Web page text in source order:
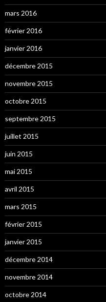
mars 2016
février 2016
janvier 2016
décembre 2015
novembre 2015
octobre 2015
septembre 2015
juillet 2015
juin 2015
mai 2015
avril 2015
mars 2015
février 2015
janvier 2015
décembre 2014
novembre 2014
octobre 2014